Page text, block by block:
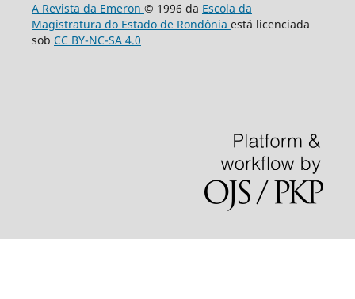
A Revista da Emeron © 1996 da Escola da
Magistratura do Estado de Rondônia está licenciada
sob CC BY-NC-SA 4.0